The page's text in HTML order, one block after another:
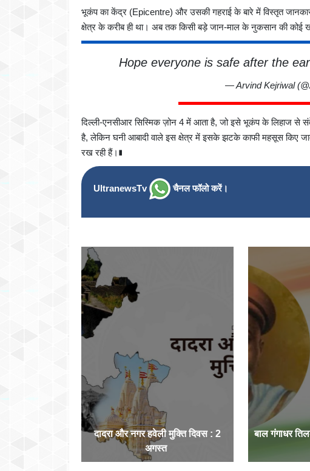
भूकंप का केंद्र (Epicentre) और उसकी गहराई के बारे में विस्तृत
क्षेत्र के करीब ही था। अब तक किसी बड़े जान-माल के नुकसान की
Hope everyone is safe after the
— Arvind Kejriwal
दिल्ली-एनसीआर सिस्मिक ज़ोन 4 में आता है, जो इसे भूकंप के लिहाज से
है, लेकिन घनी आबादी वाले इस क्षेत्र में इसके झटके काफी महसूस किए
रख रही हैं।∎
UltranewsTv चैनल फॉलो करें।
दादरा और नगर हवेली मुक्ति दिवस : 2
अगस्त
बाल गंगाधर